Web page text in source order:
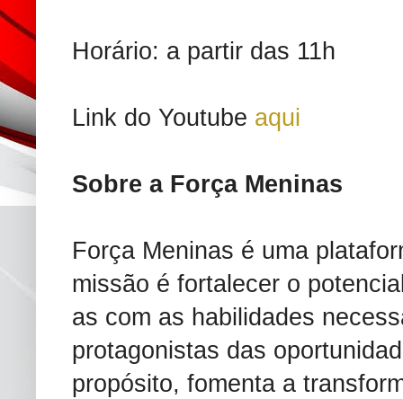
Horário: a partir das 11h
Link do Youtube aqui
Sobre a Força Meninas
Força Meninas é uma
missão é fortalecer o
as com as habilidades
protagonistas das
propósito, fomenta a